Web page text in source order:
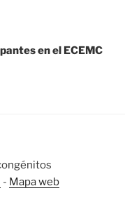
en el ECEMC
- Mapa web